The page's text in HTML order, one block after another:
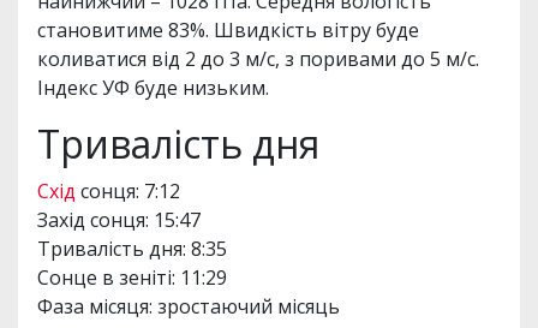
становитиме 83%. Швидкість вітру буде
коливатися від 2 до 3 м/с, з поривами до 5 м/с.
Індекс УФ буде низьким.
Тривалість дня
Схід сонця: 7:12
Захід сонця: 15:47
Тривалість дня: 8:35
Сонце в зеніті: 11:29
Фаза місяця: зростаючий місяць